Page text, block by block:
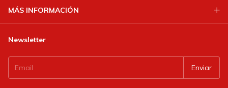
MÁS INFORMACIÓN
Newsletter